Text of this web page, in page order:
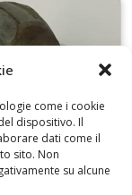
come i cookie
dispositivo. Il
dati come il
sito. Non
su alcune